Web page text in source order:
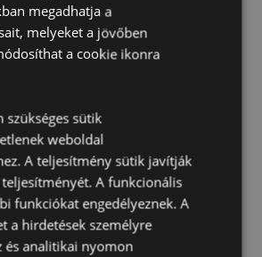
Szélesség 14.5cm Vastagság
24
megadhatja a
melyeket a jövőben
a cookie ikonra
szükséges sütik
weboldal
A teljesítmény sütik javítják
A funkcionális
funkciókat engedélyeznek. A
a hirdetések személyre
és analitikai nyomon